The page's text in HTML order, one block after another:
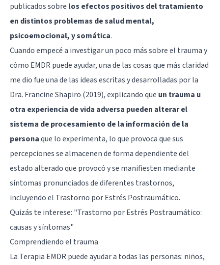
publicados sobre los efectos positivos del tratamiento
en distintos problemas de salud mental,
psicoemocional, y somática.
Cuando empecé a investigar un poco más sobre el trauma y
cómo EMDR puede ayudar, una de las cosas que más claridad
me dio fue una de las ideas escritas y desarrolladas por la
Dra. Francine Shapiro (2019), explicando que un trauma u
otra experiencia de vida adversa pueden alterar el
sistema de procesamiento de la información de la
personaque lo experimenta, lo que provoca que sus
percepciones se almacenen de forma dependiente del
estado alterado que provocó y se manifiesten mediante
síntomas pronunciados de diferentes trastornos,
incluyendo el Trastorno por Estrés Postraumático.
Quizás te interese: "Trastorno por Estrés Postraumático:
causas y síntomas"
Comprendiendo el trauma
La Terapia EMDR puede ayudar a todas las personas: niños,